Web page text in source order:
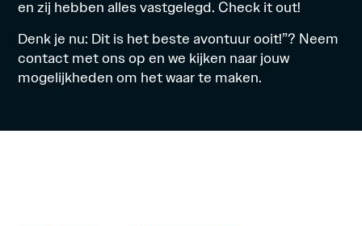
en zij hebben alles vastgelegd. Check it out!
Denk je nu: Dit is het beste avontuur ooit!”? Neem
contact met ons op en we kijken naar jouw
mogelijkheden om het waar te maken.